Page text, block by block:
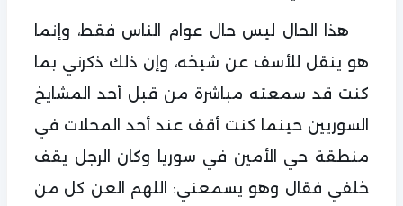
هذا الحال ليس حال عوام الناس فقط، وإنما
هو ينقل للأسف عن شيخه، وإن ذلك ذكرني بما
كنت قد سمعته مباشرة من قبل أحد المشايخ
السوريين حينما كنت أقف عند أحد المحلات في
منطقة حي الأمين في سوريا وكان الرجل يقف
خلفي فقال وهو يسمعني: اللهم العن كل من